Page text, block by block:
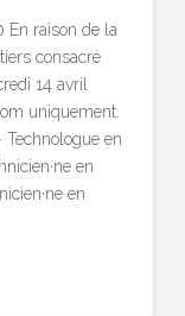
En raison de la
consacré
14 avril
uniquement.
en
en
en